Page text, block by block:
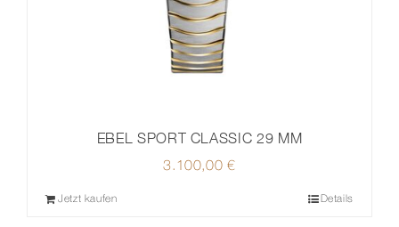
EBEL SPORT CLASSIC 29 MM
3.100,00€
Jetzt kaufen Details